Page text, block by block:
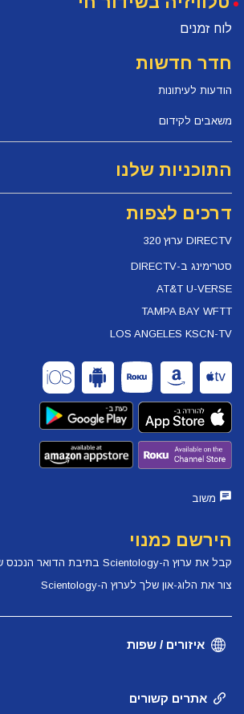
לוח זמנים
חדר חדשות
הודעות לעיתונות
משאבים לקידום
התוכניות שלנו
דרכים לצפות
DIRECTV ערוץ 320
סטרימינג ב-DIRECTV
AT&T U-VERSE
TAMPA BAY WFTT
LOS ANGELES KSCN-TV
משוב
הירשם כמנוי
קבל את ערוץ ה-Scientology בתיבת הדואר הנכנס שלך
צור את הלוג-און שלך לערוץ ה-Scientology
איזורים / שפות
אתרים קשורים